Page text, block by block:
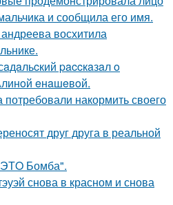
и сообщила его имя.
восхитила
paccкaзaл o
eнaшeвoй.
накормить своего
друг друга в реальной
Бомба".
снова в красном и снова